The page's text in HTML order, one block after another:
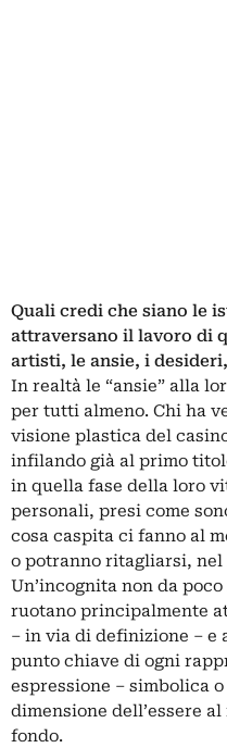
Quali credi che siano le
attraversano il lavoro di
artisti, le ansie, i
In realtà le “ansie” alla
per tutti almeno. Chi ha
visione plastica del
infilando già al primo
in quella fase della loro
personali, presi come
cosa caspita ci fanno al
o potranno ritagliarsi,
Un’incognita non da
ruotano principalmente
– in via di definizione – e
punto chiave di ogni
espressione – simbolica
dimensione dell’essere
fondo.